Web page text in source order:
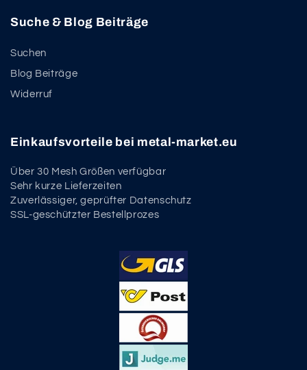
Suche & Blog Beiträge
Suchen
Blog Beiträge
Widerruf
Einkaufsvorteile bei metal-market.eu
Über 30 Mesh Größen verfügbar
Sehr kurze Lieferzeiten
Zuverlässiger, geprüfter Datenschutz
SSL-geschützter Bestellprozes